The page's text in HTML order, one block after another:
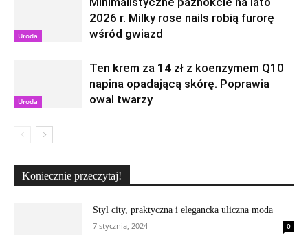
Uroda
2026 r. Milky rose nails robią furorę
wśród gwiazd
Uroda
Ten krem za 14 zł z koenzymem Q10
napina opadającą skórę. Poprawia
owal twarzy
Koniecznie przeczytaj!
Styl city, praktyczna i elegancka uliczna moda
7 stycznia, 2024
0